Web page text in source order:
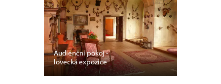
Audienční pokoj -
lovecká expozice